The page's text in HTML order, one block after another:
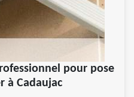
pour pose
à Cadaujac